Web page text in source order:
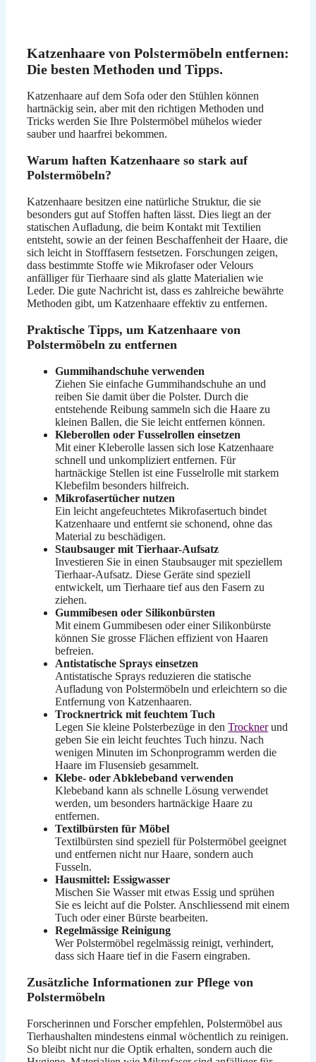
Katzenhaare von Polstermöbeln entfernen:
Die besten Methoden und Tipps.
Katzenhaare auf dem Sofa oder den Stühlen können
hartnäckig sein, aber mit den richtigen Methoden und
Tricks werden Sie Ihre Polstermöbel mühelos wieder
sauber und haarfrei bekommen.
Warum haften Katzenhaare so stark auf
Polstermöbeln?
Katzenhaare besitzen eine natürliche Struktur, die sie
besonders gut auf Stoffen haften lässt. Dies liegt an der
statischen Aufladung, die beim Kontakt mit Textilien
entsteht, sowie an der feinen Beschaffenheit der Haare, die
sich leicht in Stofffasern festsetzen. Forschungen zeigen,
dass bestimmte Stoffe wie Mikrofaser oder Velours
anfälliger für Tierhaare sind als glatte Materialien wie
Leder. Die gute Nachricht ist, dass es zahlreiche bewährte
Methoden gibt, um Katzenhaare effektiv zu entfernen.
Praktische Tipps, um Katzenhaare von
Polstermöbeln zu entfernen
Gummihandschuhe verwenden
Ziehen Sie einfache Gummihandschuhe an und
reiben Sie damit über die Polster. Durch die
entstehende Reibung sammeln sich die Haare zu
kleinen Ballen, die Sie leicht entfernen können.
Kleberollen oder Fusselrollen einsetzen
Mit einer Kleberolle lassen sich lose Katzenhaare
schnell und unkompliziert entfernen. Für
hartnäckige Stellen ist eine Fusselrolle mit starkem
Klebefilm besonders hilfreich.
Mikrofasertücher nutzen
Ein leicht angefeuchtetes Mikrofasertuch bindet
Katzenhaare und entfernt sie schonend, ohne das
Material zu beschädigen.
Staubsauger mit Tierhaar-Aufsatz
Investieren Sie in einen Staubsauger mit speziellem
Tierhaar-Aufsatz. Diese Geräte sind speziell
entwickelt, um Tierhaare tief aus den Fasern zu
ziehen.
Gummibesen oder Silikonbürsten
Mit einem Gummibesen oder einer Silikonbürste
können Sie grosse Flächen effizient von Haaren
befreien.
Antistatische Sprays einsetzen
Antistatische Sprays reduzieren die statische
Aufladung von Polstermöbeln und erleichtern so die
Entfernung von Katzenhaaren.
Trocknertrick mit feuchtem Tuch
Legen Sie kleine Polsterbezüge in den Trocknerund
geben Sie ein leicht feuchtes Tuch hinzu. Nach
wenigen Minuten im Schonprogramm werden die
Haare im Flusensieb gesammelt.
Klebe- oder Abklebeband verwenden
Klebeband kann als schnelle Lösung verwendet
werden, um besonders hartnäckige Haare zu
entfernen.
Textilbürsten für Möbel
Textilbürsten sind speziell für Polstermöbel geeignet
und entfernen nicht nur Haare, sondern auch
Fusseln.
Hausmittel: Essigwasser
Mischen Sie Wasser mit etwas Essig und sprühen
Sie es leicht auf die Polster. Anschliessend mit einem
Tuch oder einer Bürste bearbeiten.
Regelmässige Reinigung
Wer Polstermöbel regelmässig reinigt, verhindert,
dass sich Haare tief in die Fasern eingraben.
Zusätzliche Informationen zur Pflege von
Polstermöbeln
Forscherinnen und Forscher empfehlen, Polstermöbel aus
Tierhaushalten mindestens einmal wöchentlich zu reinigen.
So bleibt nicht nur die Optik erhalten, sondern auch die